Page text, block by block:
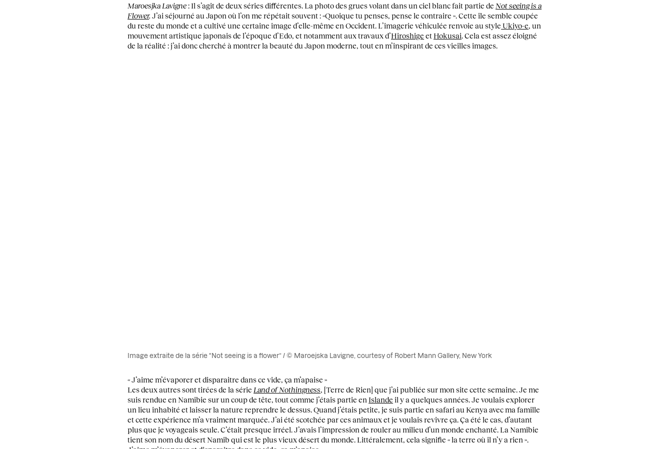
Maroesjka Lavigne: Il s’agit de deux séries différentes. La photo des grues volant dans un ciel blanc fait partie de Not seeing is a
Flower.J’ai séjourné au Japon où l’on me répétait souvent : «Quoique tu penses, pense le contraire ». Cette île semble coupée
du reste du monde et a cultivé une certaine image d’elle-même en Occident. L’imagerie véhiculée renvoie au style Ukiyo-e, un
mouvement artistique japonais de l’époque d’Edo, et notamment aux travaux d’Hiroshige etHokusai. Cela est assez éloigné
de la réalité : j’ai donc cherché à montrer la beauté du Japon moderne, tout en m’inspirant de ces vieilles images.
Image extraite de la série “Not seeing is a flower” / © Maroejska Lavigne, courtesy of Robert Mann Gallery, New York
« J’aime m’évaporer et disparaitre dans ce vide, ça m’apaise »
Les deux autres sont tirées de la série Land of Nothingness, [Terre de Rien] que j’ai publiée sur mon site cette semaine. Je me
suis rendue en Namibie sur un coup de tête, tout comme j’étais partie enIslande il y a quelques années. Je voulais explorer
un lieu inhabité et laisser la nature reprendre le dessus. Quand j’étais petite, je suis partie en safari au Kenya avec ma famille
et cette expérience m’a vraiment marquée. J’ai été scotchée par ces animaux et je voulais revivre ça. Ça été le cas, d’autant
plus que je voyageais seule. C’était presque irréel. J’avais l’impression de rouler au milieu d’un monde enchanté. La Namibie
tient son nom du désert Namib qui est le plus vieux désert du monde. Littéralement, cela signifie « la terre où il n’y a rien ».